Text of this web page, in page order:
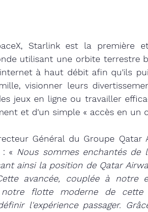
Starlink est la première
utilisant une orbite terrestre
à haut débit afin qu'ils
visionner leurs
jeux en ligne ou travailler
et d'un simple « accès en un
Général du Groupe Qatar
« Nous sommes enchantés
ainsi la position de Qatar
avancée, couplée à notre
notre flotte moderne de cette
l'expérience passager.